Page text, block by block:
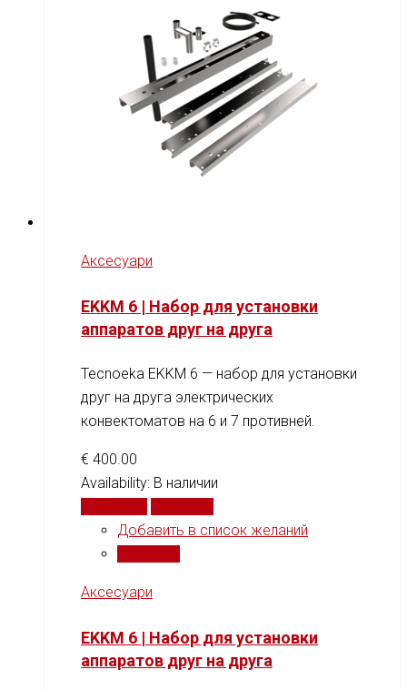
Аксесуари
EKKM 6 | Набор для установки
аппаратов друг на друга
Tecnoeka EKKM 6 — набор для установки
друг на друга электрических
конвектоматов на 6 и 7 противней.
€ 400.00
Availability: В наличии
Добавить в список желаний
Аксесуари
EKKM 6 | Набор для установки
аппаратов друг на друга